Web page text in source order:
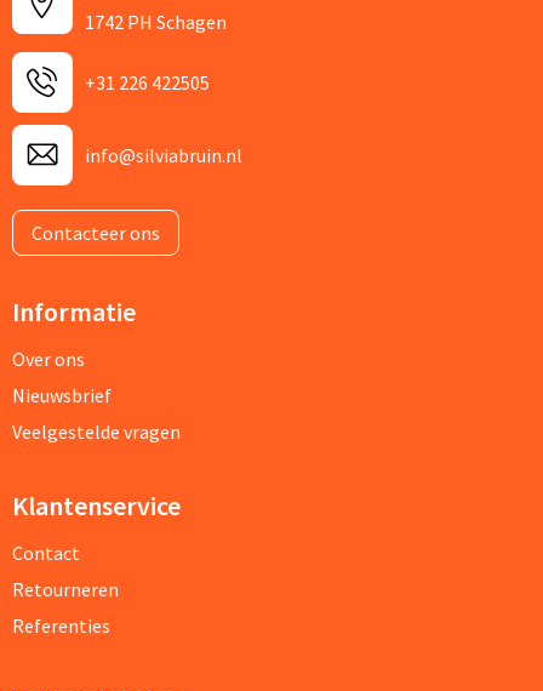
1742 PH Schagen
+31 226 422505
info@silviabruin.nl
Contacteer ons
Informatie
Over ons
Nieuwsbrief
Veelgestelde vragen
Klantenservice
Contact
Retourneren
Referenties